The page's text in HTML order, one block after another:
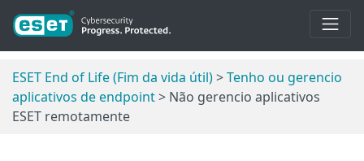
ESET End of Life (Fim da vida útil)>Tenho ou gerencio
aplicativos de endpoint> Não gerencio aplicativos
ESET remotamente